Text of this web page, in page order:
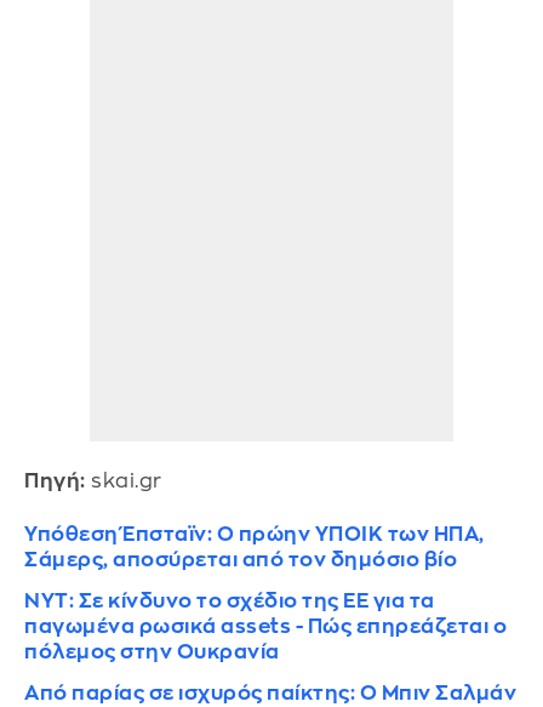
Πηγή: skai.gr
Υπόθεση Έπσταϊν: Ο πρώην ΥΠΟΙΚ των ΗΠΑ,
Σάμερς, αποσύρεται από τον δημόσιο βίο
NYT: Σε κίνδυνο το σχέδιο της ΕΕ για τα
παγωμένα ρωσικά assets - Πώς επηρεάζεται ο
πόλεμος στην Ουκρανία
Από παρίας σε ισχυρός παίκτης: Ο Μπιν Σαλμάν